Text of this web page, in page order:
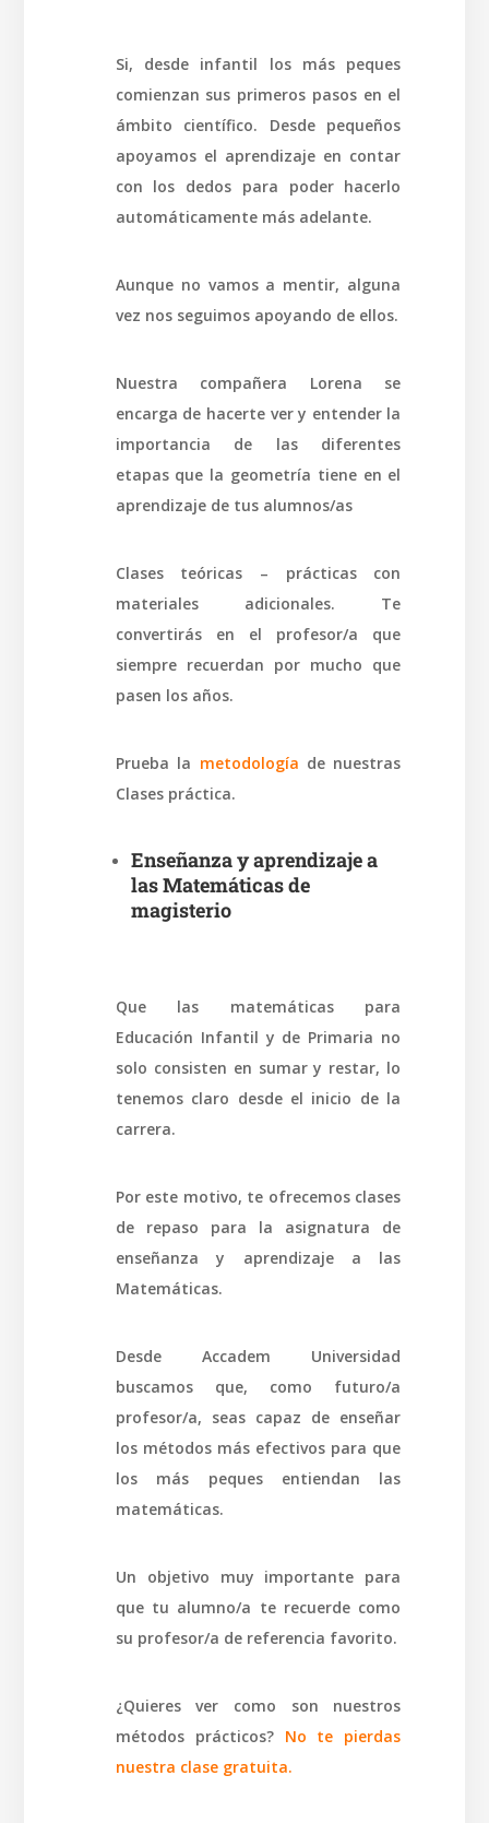
Si, desde infantil los más peques
comienzan sus primeros pasos en el
ámbito científico. Desde pequeños
apoyamos el aprendizaje en contar
con los dedos para poder hacerlo
automáticamente más adelante.
Aunque no vamos a mentir, alguna
vez nos seguimos apoyando de ellos.
Nuestra compañera Lorena se
encarga de hacerte ver y entender la
importancia de las diferentes
etapas que la geometría tiene en el
aprendizaje de tus alumnos/as
Clases teóricas – prácticas con
materiales adicionales. Te
convertirás en el profesor/a que
siempre recuerdan por mucho que
pasen los años.
Prueba la metodología de nuestras
Clases práctica.
Enseñanza y aprendizaje a
las Matemáticas de
magisterio
Que las matemáticas para
Educación Infantil y de Primaria no
solo consisten en sumar y restar, lo
tenemos claro desde el inicio de la
carrera.
Por este motivo, te ofrecemos clases
de repaso para la asignatura de
enseñanza y aprendizaje a las
Matemáticas.
Desde Accadem Universidad
buscamos que, como futuro/a
profesor/a, seas capaz de enseñar
los métodos más efectivos para que
los más peques entiendan las
matemáticas.
Un objetivo muy importante para
que tu alumno/a te recuerde como
su profesor/a de referencia favorito.
¿Quieres ver como son nuestros
métodos prácticos? No te pierdas
nuestra clase gratuita.